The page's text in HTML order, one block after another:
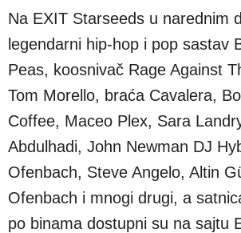
Na EXIT Starseeds u narednim
legendarni hip-hop i pop sastav
Peas, koosnivač Rage Against
Tom Morello, braća Cavalera,
Coffee, Maceo Plex, Sara
Abdulhadi, John Newman DJ
Ofenbach, Steve Angelo, Altin
Ofenbach i mnogi drugi, a
po binama dostupni su na sajtu